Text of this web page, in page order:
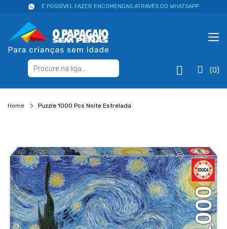
É POSSÍVEL FAZER ENCOMENDAS ATRAVÉS DO WHATSAPP
(0)
Home Puzzle 1000 Pcs Noite Estrelada
final
da
galeria
de
imagens